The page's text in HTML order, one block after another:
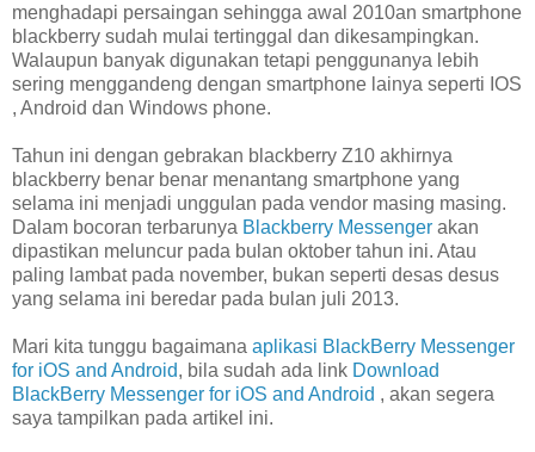
menghadapi persaingan sehingga awal 2010an smartphone
blackberry sudah mulai tertinggal dan dikesampingkan.
Walaupun banyak digunakan tetapi penggunanya lebih
sering menggandeng dengan smartphone lainya seperti IOS
, Android dan Windows phone.
Tahun ini dengan gebrakan blackberry Z10 akhirnya
blackberry benar benar menantang smartphone yang
selama ini menjadi unggulan pada vendor masing masing.
Dalam bocoran terbarunya Blackberry Messenger akan
dipastikan meluncur pada bulan oktober tahun ini. Atau
paling lambat pada november, bukan seperti desas desus
yang selama ini beredar pada bulan juli 2013.
Mari kita tunggu bagaimana aplikasi BlackBerry Messenger
for iOS and Android, bila sudah ada link Download
BlackBerry Messenger for iOS and Android , akan segera
saya tampilkan pada artikel ini.